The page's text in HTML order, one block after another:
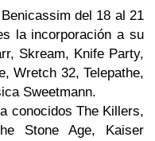
del 18 al 21
la incorporación a su
Skream, Knife Party,
Wretch 32, Telepathe,
Sweetmann.
conocidos The Killers,
Stone Age, Kaiser